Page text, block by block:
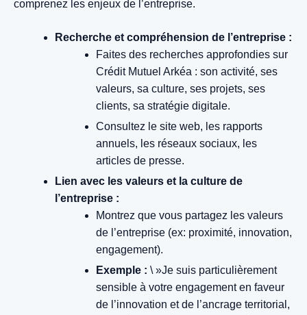
comprenez les enjeux de l’entreprise.
Recherche et compréhension de l’entreprise :
Faites des recherches approfondies sur
Crédit Mutuel Arkéa : son activité, ses
valeurs, sa culture, ses projets, ses
clients, sa stratégie digitale.
Consultez le site web, les rapports
annuels, les réseaux sociaux, les
articles de presse.
Lien avec les valeurs et la culture de
l’entreprise :
Montrez que vous partagez les valeurs
de l’entreprise (ex: proximité, innovation,
engagement).
Exemple : \ »Je suis particulièrement
sensible à votre engagement en faveur
de l’innovation et de l’ancrage territorial,